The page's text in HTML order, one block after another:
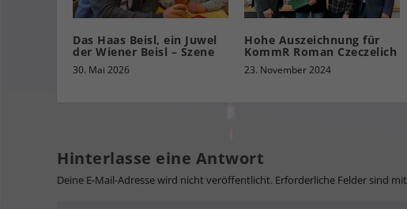
Das Haas Beisl, ein Juwel
der Wiener Beisl – Szene
30. Mai 2026
Hohe Auszeichnung für
KommR Roman Czeczelich
23. November 2024
Hinterlasse eine Antwort
Deine E-Mail-Adresse wird nicht veröffentlicht. Erforderliche Felder sind mit